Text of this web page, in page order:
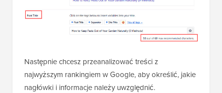
Następnie chcesz przeanalizować treści z
najwyższym rankingiem w Google, aby określić, jakie
nagłówki i informacje należy uwzględnić.